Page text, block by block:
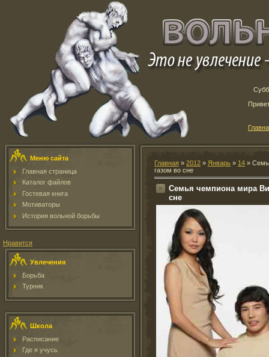
Меню сайта
Главная страница
Каталог файлов
Гостевая книга
Мотиваторы
История вольной борьбы
Нравится
Увлечения
Борьба
Турник
Школа
Расписание
Где я учусь
Главная » 2012 » Январь » 14 »
газом во сне
Семья чемпиона мира
сне